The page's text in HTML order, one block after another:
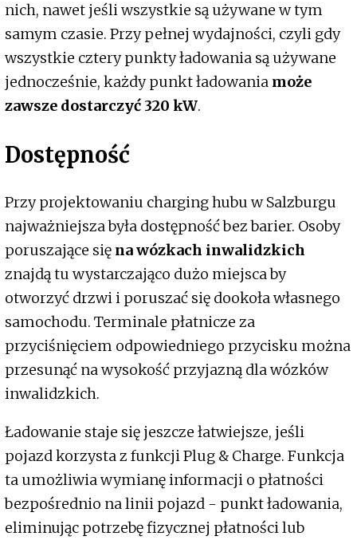
nich, nawet jeśli wszystkie są używane w tym
samym czasie. Przy pełnej wydajności, czyli gdy
wszystkie cztery punkty ładowania są używane
jednocześnie, każdy punkt ładowania może
zawsze dostarczyć 320 kW.
Dostępność
Przy projektowaniu charging hubu w Salzburgu
najważniejsza była dostępność bez barier. Osoby
poruszające się na wózkach inwalidzkich
znajdą tu wystarczająco dużo miejsca by
otworzyć drzwi i poruszać się dookoła własnego
samochodu. Terminale płatnicze za
przyciśnięciem odpowiedniego przycisku można
przesunąć na wysokość przyjazną dla wózków
inwalidzkich.
Ładowanie staje się jeszcze łatwiejsze, jeśli
pojazd korzysta z funkcji Plug & Charge. Funkcja
ta umożliwia wymianę informacji o płatności
bezpośrednio na linii pojazd - punkt ładowania,
eliminując potrzebę fizycznej płatności lub